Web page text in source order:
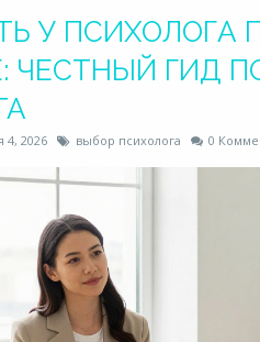
У ПСИХОЛОГА
ЧЕСТНЫЙ ГИД
4, 2026 выбор психолога 0